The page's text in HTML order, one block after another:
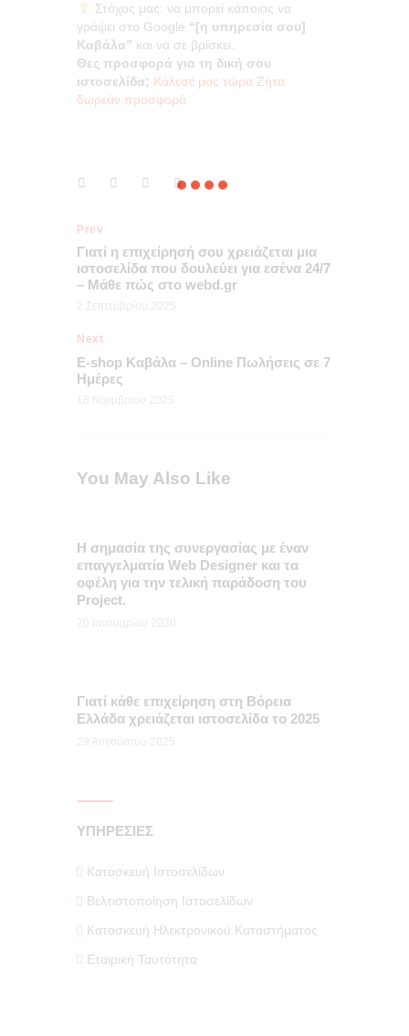
Στόχος μας: να μπορεί κάποιος να
γράψει στο Google “[η υπηρεσία σου]
Καβάλα” και να σε βρίσκει.
Θες προσφορά για τη δική σου
ιστοσελίδα; Κάλεσέ μας τώρα Ζήτα
δωρεάν προσφορά
Prev
Γιατί η επιχείρησή σου χρειάζεται μια
ιστοσελίδα που δουλεύει για εσένα 24/7
– Μάθε πώς στο webd.gr
2 Σεπτεμβρίου 2025
Next
E-shop Καβάλα – Online Πωλήσεις σε 7
Ημέρες
18 Νοεμβρίου 2025
You May Also Like
Η σημασία της συνεργασίας με έναν
επαγγελματία Web Designer και τα
οφέλη για την τελική παράδοση του
Project.
20 Ιανουαρίου 2020
Γιατί κάθε επιχείρηση στη Βόρεια
Ελλάδα χρειάζεται ιστοσελίδα το 2025
29 Αυγούστου 2025
ΥΠΗΡΕΣΙΕΣ
Κατασκευή Ιστοσελίδων
Βελτιστοποίηση Ιστοσελίδων
Κατασκευή Ηλεκτρονικού Καταστήματος
Εταιρική Ταυτότητα